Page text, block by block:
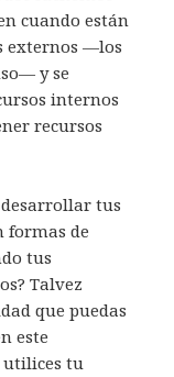
cuando están
externos —los
y se
internos
recursos
tus
formas de
tus
Talvez
que puedas
este
utilices tu